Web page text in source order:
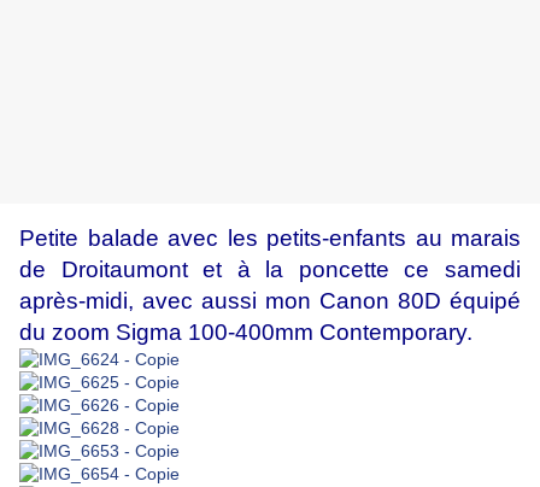
Petite balade avec les petits-enfants au marais
de Droitaumont et à la poncette ce samedi
après-midi, avec aussi mon Canon 80D équipé
du zoom Sigma 100-400mm Contemporary.